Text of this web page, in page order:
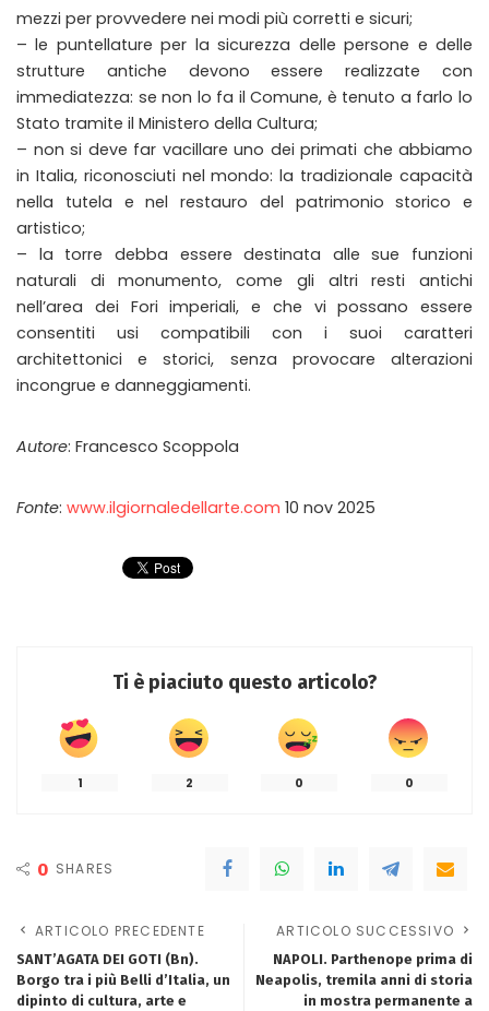
mezzi per provvedere nei modi più corretti e sicuri;
– le puntellature per la sicurezza delle persone e delle
strutture antiche devono essere realizzate con
immediatezza: se non lo fa il Comune, è tenuto a farlo lo
Stato tramite il Ministero della Cultura;
– non si deve far vacillare uno dei primati che abbiamo
in Italia, riconosciuti nel mondo: la tradizionale capacità
nella tutela e nel restauro del patrimonio storico e
artistico;
– la torre debba essere destinata alle sue funzioni
naturali di monumento, come gli altri resti antichi
nell’area dei Fori imperiali, e che vi possano essere
consentiti usi compatibili con i suoi caratteri
architettonici e storici, senza provocare alterazioni
incongrue e danneggiamenti.
Autore: Francesco Scoppola
Fonte: www.ilgiornaledellarte.com 10 nov 2025
Ti è piaciuto questo articolo?
1 2 0 0
0 SHARES
ARTICOLO PRECEDENTE
SANT’AGATA DEI GOTI (Bn).
Borgo tra i più Belli d’Italia, un
dipinto di cultura, arte e
ARTICOLO SUCCESSIVO
NAPOLI. Parthenope prima di
Neapolis, tremila anni di storia
in mostra permanente a